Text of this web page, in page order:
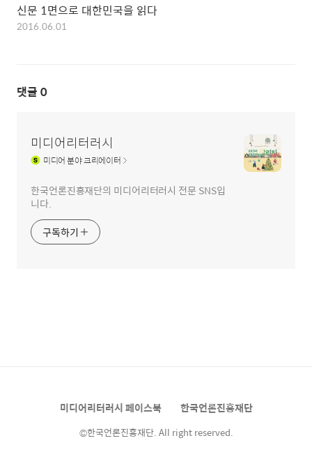
신문 1면으로 대한민국을 읽다
2016.06.01
댓글 0
미디어리터러시
미디어분야 크리에이터
한국언론진흥재단의 미디어리터러시 전문 SNS입
니다.
구독하기
미디어리터러시 페이스북 한국언론진흥재단
©한국언론진흥재단. All right reserved.